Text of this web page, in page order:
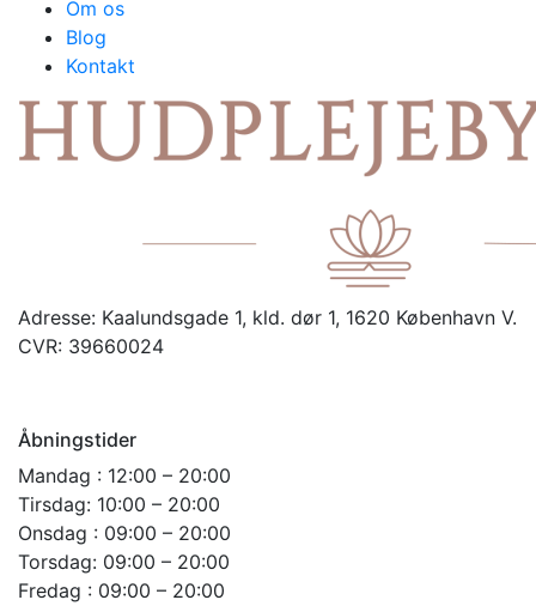
Om os
Blog
Kontakt
Adresse: Kaalundsgade 1, kld. dør 1, 1620 København V.
CVR: 39660024
Åbningstider
Mandag : 12:00 – 20:00
Tirsdag: 10:00 – 20:00
Onsdag : 09:00 – 20:00
Torsdag: 09:00 – 20:00
Fredag : 09:00 – 20:00